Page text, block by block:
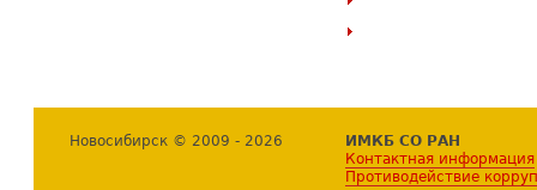
Новосибирск © 2009 - 2026
ИМКБ СО РАН
Контактная информация
Противодействие